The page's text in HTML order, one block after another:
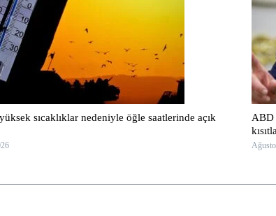
sıcaklıklar nedeniyle öğle saatlerinde açık
ABD